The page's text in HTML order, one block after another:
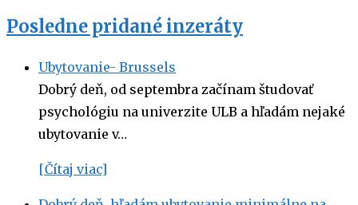
Posledne pridané inzeráty
Ubytovanie- Brussels
Dobrý deň, od septembra začínam študovať
psychológiu na univerzite ULB a hľadám nejaké
ubytovanie v…
[Čítaj viac]